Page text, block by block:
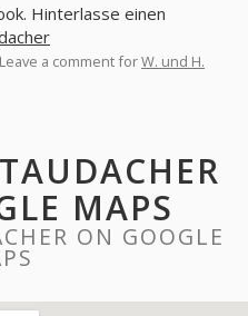
Hinterlasse einen
a comment forW. und H.
MAPS
ON GOOGLE